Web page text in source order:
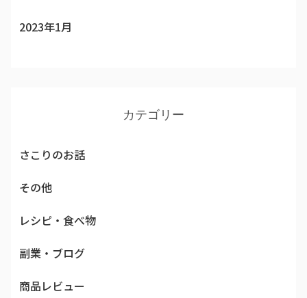
2023年1月
カテゴリー
さこりのお話
その他
レシピ・食べ物
副業・ブログ
商品レビュー